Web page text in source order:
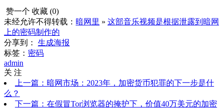
赞一个 收藏 (0)
未经允许不得转载： 暗网里 » 这部音乐视频是根据泄露到暗网
上的密码制作的
分享到：
生成海报
标签： 密码
admin
关 注
上一篇：暗网市场：2023年，加密货币犯罪的下一步是什
么？
下一篇：在假冒Tor浏览器的掩护下，价值40万美元的加密